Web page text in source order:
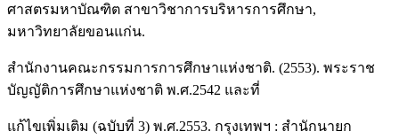
ศาสตรมหาบัณฑิต สาขาวิชาการบริหารการศึกษา,
มหาวิทยาลัยขอนแก่น.
สำนักงานคณะกรรมการการศึกษาแห่งชาติ. (2553). พระราช
บัญญัติการศึกษาแห่งชาติ พ.ศ.2542 และที่
แก้ไขเพิ่มเติม (ฉบับที่ 3) พ.ศ.2553. กรุงเทพฯ : สำนักนายก